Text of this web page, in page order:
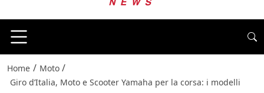
Home / Moto /
Giro d’Italia, Moto e Scooter Yamaha per la corsa: i modelli